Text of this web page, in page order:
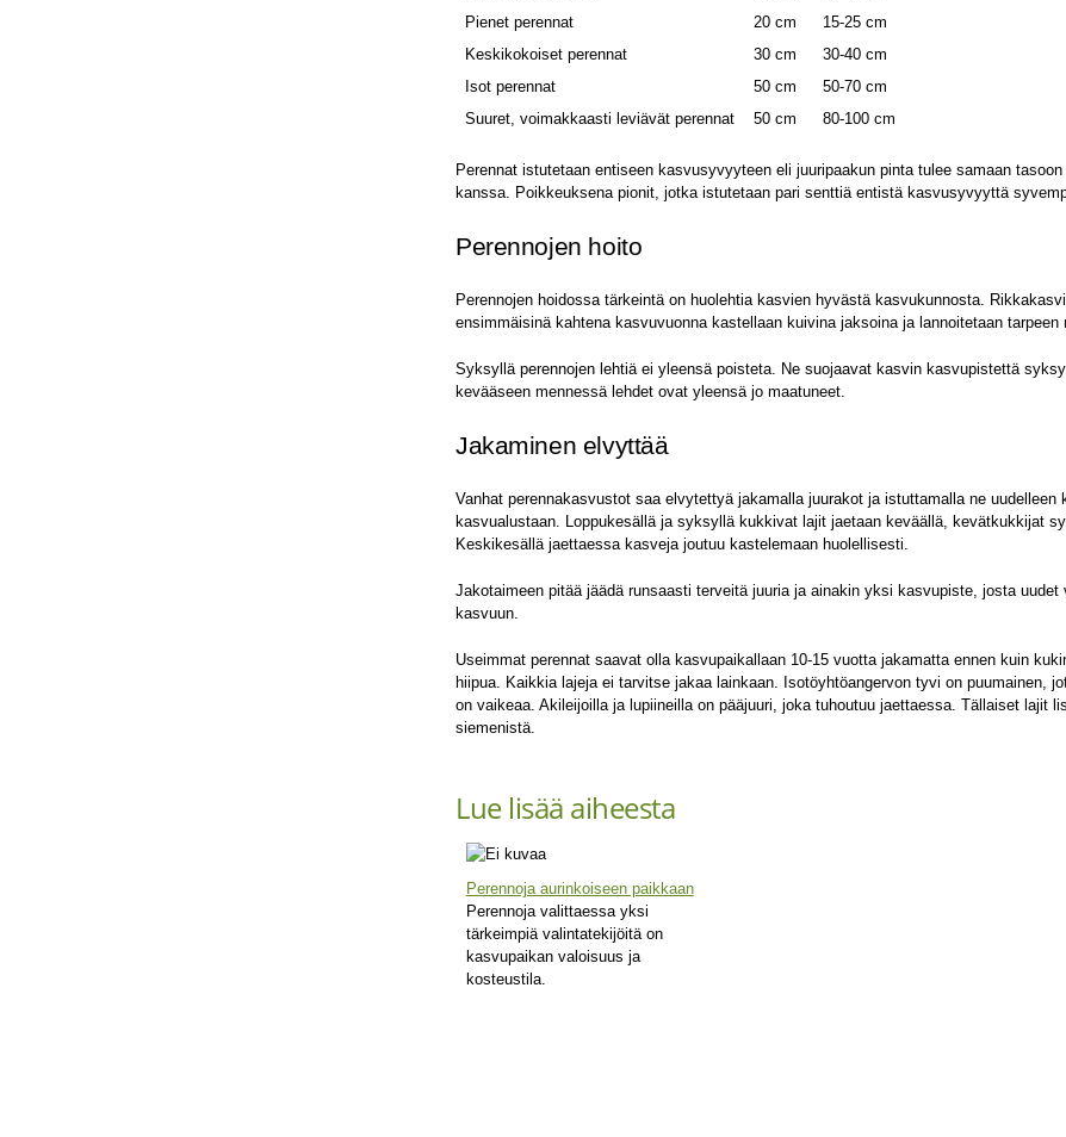
Pienet perennat
20 cm
15-25 cm
Keskikokoiset perennat
30 cm
30-40 cm
Isot perennat
50 cm
50-70 cm
Suuret, voimakkaasti leviävät perennat
50 cm 80-100 cm
Perennat istutetaan entiseen kasvusyvyyteen eli juuripaakun pinta tulee samaan tasoon
kanssa. Poikkeuksena pionit, jotka istutetaan pari senttiä entistä kasvusyvyyttä
Perennojen hoito
Perennojen hoidossa tärkeintä on huolehtia kasvien hyvästä kasvukunnosta.
ensimmäisinä kahtena kasvuvuonna kastellaan kuivina jaksoina ja lannoitetaan tarpeen
Syksyllä perennojen lehtiä ei yleensä poisteta. Ne suojaavat kasvin kasvupistettä
kevääseen mennessä lehdet ovat yleensä jo maatuneet.
Jakaminen elvyttää
Vanhat perennakasvustot saa elvytettyä jakamalla juurakot ja istuttamalla ne uudelleen
kasvualustaan. Loppukesällä ja syksyllä kukkivat lajit jaetaan keväällä, kevätkukkijat
Keskikesällä jaettaessa kasveja joutuu kastelemaan huolellisesti.
Jakotaimeen pitää jäädä runsaasti terveitä juuria ja ainakin yksi kasvupiste, josta uudet
kasvuun.
Useimmat perennat saavat olla kasvupaikallaan 10-15 vuotta jakamatta ennen kuin
hiipua. Kaikkia lajeja ei tarvitse jakaa lainkaan. Isotöyhtöangervon tyvi on puumainen,
on vaikeaa. Akileijoilla ja lupiineilla on pääjuuri, joka tuhoutuu jaettaessa. Tällaiset lajit
siemenistä.
Lue lisää aiheesta
Perennoja aurinkoiseen paikkaan
Perennoja valittaessa yksi
tärkeimpiä valintatekijöitä on
kasvupaikan valoisuus ja
kosteustila.